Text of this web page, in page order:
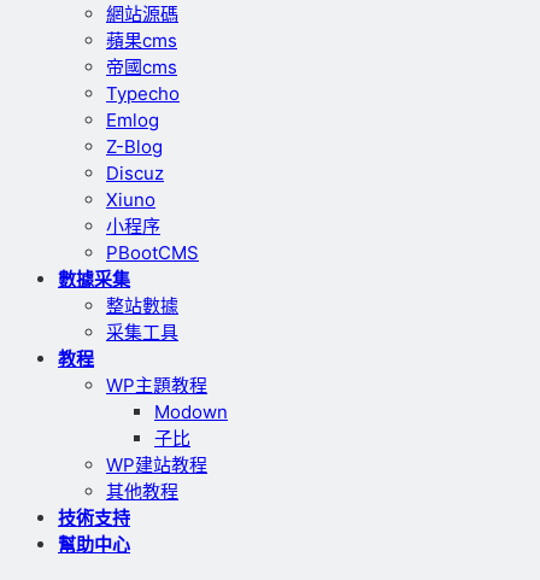
網站源碼
蘋果cms
帝國cms
Typecho
Emlog
Z-Blog
Discuz
Xiuno
小程序
PBootCMS
數據采集
整站數據
采集工具
教程
WP主題教程
Modown
子比
WP建站教程
其他教程
技術支持
幫助中心